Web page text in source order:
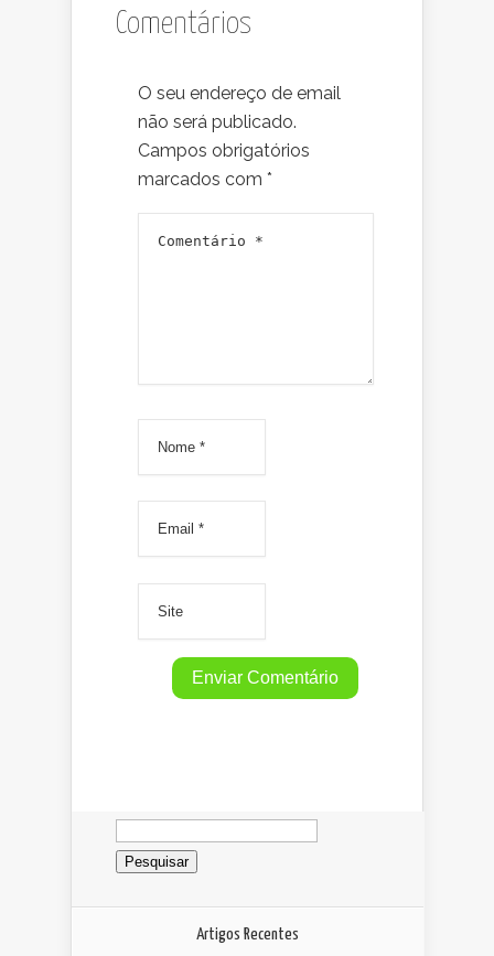
Comentários
O seu endereço de email
não será publicado.
Campos obrigatórios
marcados com *
Pesquisar
por:
Artigos Recentes